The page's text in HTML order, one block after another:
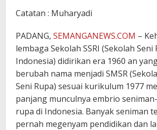
Catatan : Muharyadi
PADANG, SEMANGANEWS.COM –
lembaga Sekolah SSRI (Sekolah Seni
Indonesia) didirikan era 1960 an
berubah nama menjadi SMSR
Seni Rupa) sesuai kurikulum 1977
panjang munculnya embrio
rupa di Indonesia. Banyak seniman
pernah megenyam pendidikan dan